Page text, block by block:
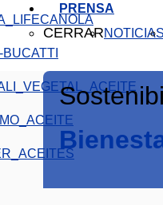
CANOLA
PRENSA
CERRARNOTICIAS